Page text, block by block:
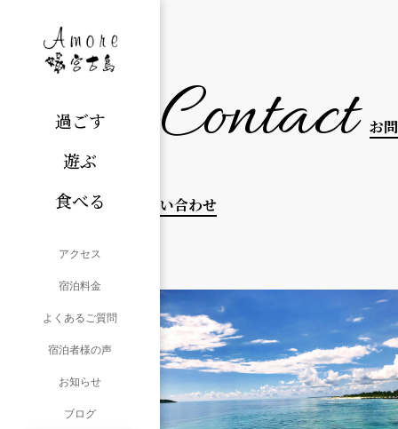
過ごす
遊ぶ
食べる
アクセス
宿泊料金
よくあるご質問
宿泊者様の声
お知らせ
ブログ
Contact お問
い合わせ